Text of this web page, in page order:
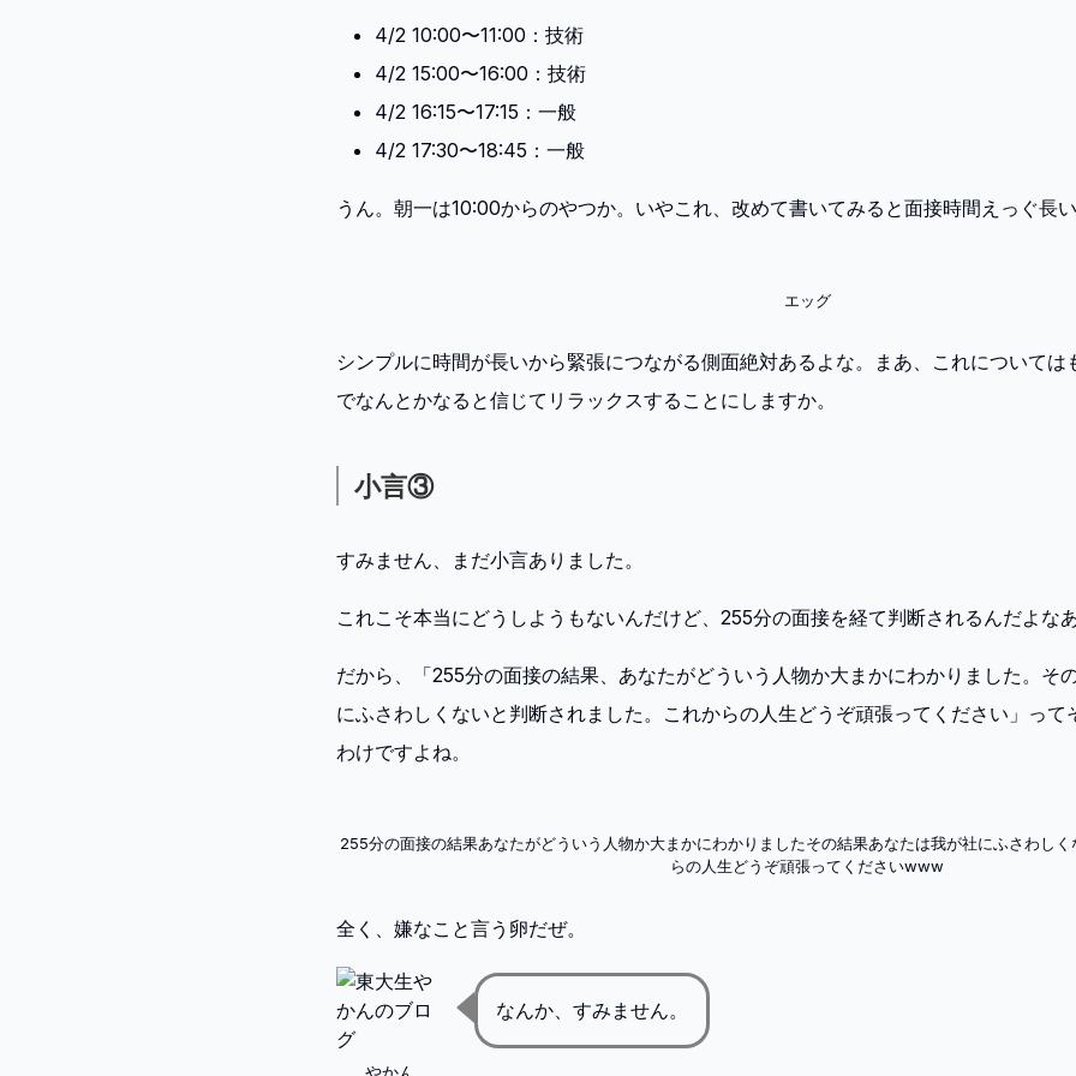
4/2 10:00〜11:00：技術
4/2 15:00〜16:00：技術
4/2 16:15〜17:15：一般
4/2 17:30〜18:45：一般
うん。朝一は10:00からのやつか。いやこれ、改めて書いてみると面接時間えっぐ長い
エッグ
シンプルに時間が長いから緊張につながる側面絶対あるよな。まあ、これについては
でなんとかなると信じてリラックスすることにしますか。
小言③
すみません、まだ小言ありました。
これこそ本当にどうしようもないんだけど、255分の面接を経て判断されるんだよなあ
だから、「255分の面接の結果、あなたがどういう人物か大まかにわかりました。そ
にふさわしくないと判断されました。これからの人生どうぞ頑張ってください」って
わけですよね。
255分の面接の結果あなたがどういう人物か大まかにわかりましたその結果あなたは我が社にふさわし
らの人生どうぞ頑張ってくださいwww
全く、嫌なこと言う卵だぜ。
やかん
なんか、すみません。